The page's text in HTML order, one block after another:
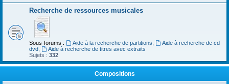
Recherche de ressources musicales
Sous-forums : Aide à la recherche de partitions
Aide à recherche de cd
dvd
Aide à recherche de titres avec extraits
Sujets : 332
Compositions